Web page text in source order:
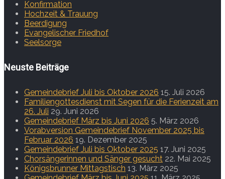
Konfirmation
Hochzeit & Trauung
Beerdigung
Evangelischer Friedhof
Seelsorge
Neuste Beiträge
Gemeindebrief Juli bis Oktober 2026 15. Juli 2026
Familiengottesdienst mit Segen für die Ferienzeit am
26. Juli 29. Juni 2026
Gemeindebrief März bis Juni 2026 5. März 2026
Vorabversion Gemeindebrief November 2025 bis
Februar 2026 19. Dezember 2025
Gemeindebrief Juli bis Oktober 2025 17. Juni 2025
Chorsängerinnen und Sänger gesucht 22. Mai 2025
Königsbrunner Mittagstisch 13. März 2025